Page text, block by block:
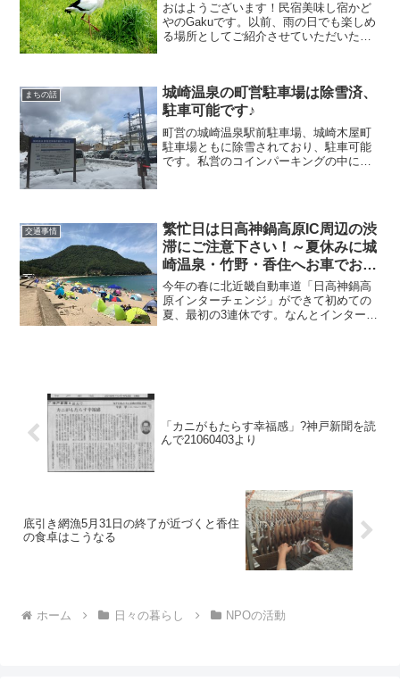
おはようございます！民宿美味し宿かど
やのGakuです。以前、雨の日でも楽しめ
る場所としてご紹介させていただいたコ
に行ってきまし...
まちの話
城崎温泉の町営駐車場は除雪済、
駐車可能です♪
町営の城崎温泉駅前駐車場、城崎木屋町
駐車場ともに除雪されており、駐車可能
です。私営のコインパーキングの中には
便利です。
交通事情
繁忙日は日高神鍋高原IC周辺の渋
滞にご注意下さい！～夏休みに城
崎温泉・竹野・香住へお車でお越
しの方へ
今年の春に北近畿自動車道「日高神鍋高
原インターチェンジ」ができて初めての
夏、最初の3連休です。なんとインター出
「カニがもたらす幸福感」?神戸新聞を読
んで21060403より
底引き網漁5月31日の終了が近づくと香住
の食卓はこうなる
ホーム 日々の暮らし NPOの活動